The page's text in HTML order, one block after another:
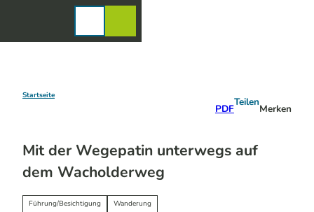
Startseite
PDF
Teilen
Merken
Mit der Wegepatin unterwegs auf
dem Wacholderweg
Führung/Besichtigung Wanderung